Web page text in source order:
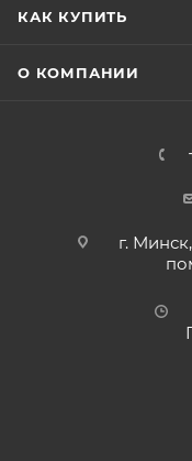
КАК КУПИТЬ
О КОМПАНИИ
г.